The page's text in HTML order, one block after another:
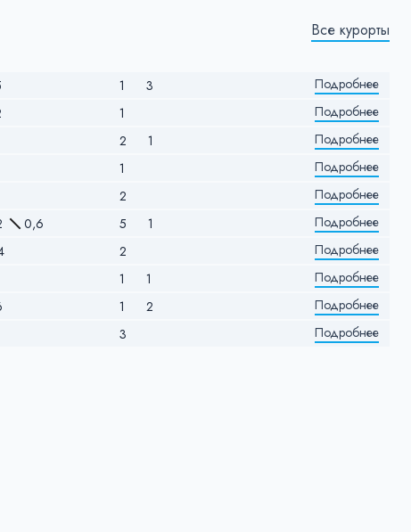
Все курорты
1 3 Подробнее
1 Подробнее
2 1 Подробнее
1 Подробнее
2 Подробнее
0,6 5 1 Подробнее
2 Подробнее
1 1 Подробнее
1 2 Подробнее
3 Подробнее